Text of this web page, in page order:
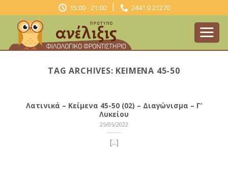
to
content
15:00 - 21:00 | 2441 0 21270
TAG ARCHIVES: ΚΕΊΜΕΝΑ 45-50
Λατινικά – Κείμενα 45-50 (02) – Διαγώνισμα – Γ’
Λυκείου
25/05/2022
[...]